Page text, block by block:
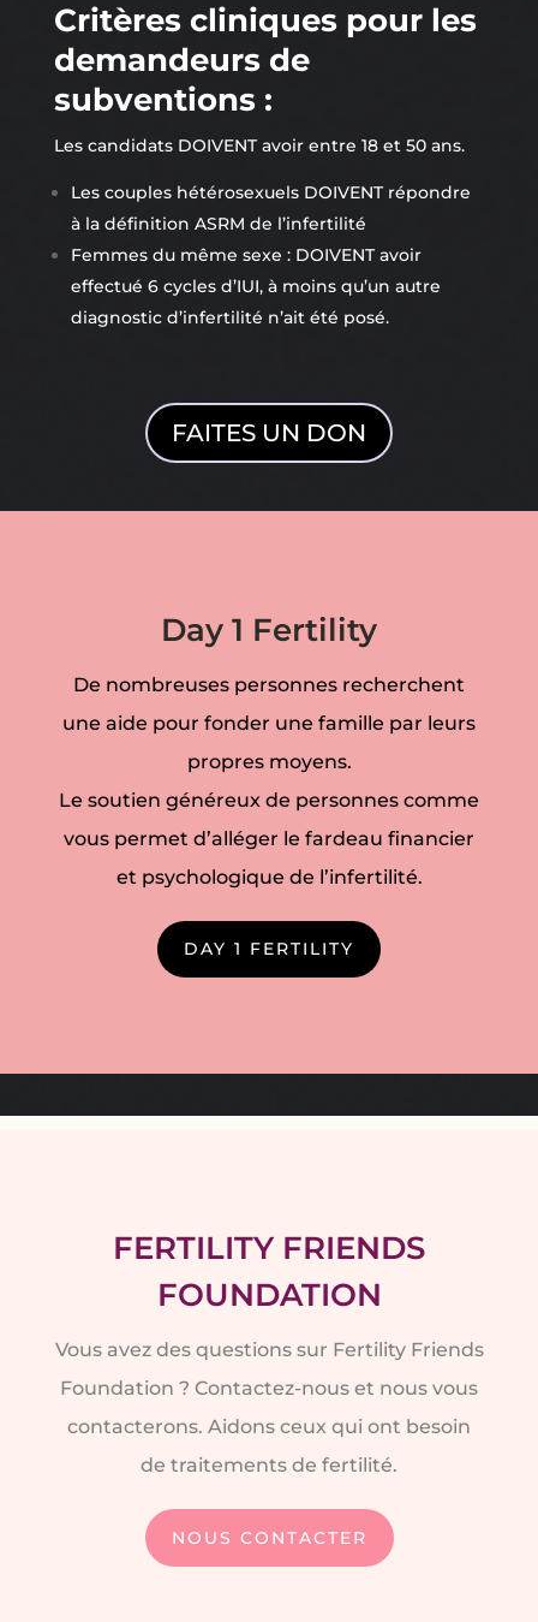
Critères cliniques pour les
demandeurs de
subventions :
Les candidats DOIVENT avoir entre 18 et 50 ans.
Les couples hétérosexuels DOIVENT répondre
à la définition ASRM de l’infertilité
Femmes du même sexe : DOIVENT avoir
effectué 6 cycles d’IUI, à moins qu’un autre
diagnostic d’infertilité n’ait été posé.
FAITES UN DON
Day 1 Fertility
De nombreuses personnes recherchent
une aide pour fonder une famille par leurs
propres moyens.
Le soutien généreux de personnes comme
vous permet d’alléger le fardeau financier
et psychologique de l’infertilité.
DAY 1 FERTILITY
FERTILITY FRIENDS
FOUNDATION
Vous avez des questions sur Fertility Friends
Foundation ? Contactez-nous et nous vous
contacterons. Aidons ceux qui ont besoin
de traitements de fertilité.
NOUS CONTACTER